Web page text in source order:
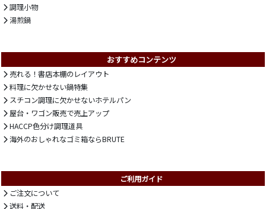
調理小物
湯煎鍋
おすすめコンテンツ
売れる！書店本棚のレイアウト
料理に欠かせない鍋特集
スチコン調理に欠かせないホテルパン
屋台・ワゴン販売で売上アップ
HACCP色分け調理道具
海外のおしゃれなゴミ箱ならBRUTE
ご利用ガイド
ご注文について
送料・配送